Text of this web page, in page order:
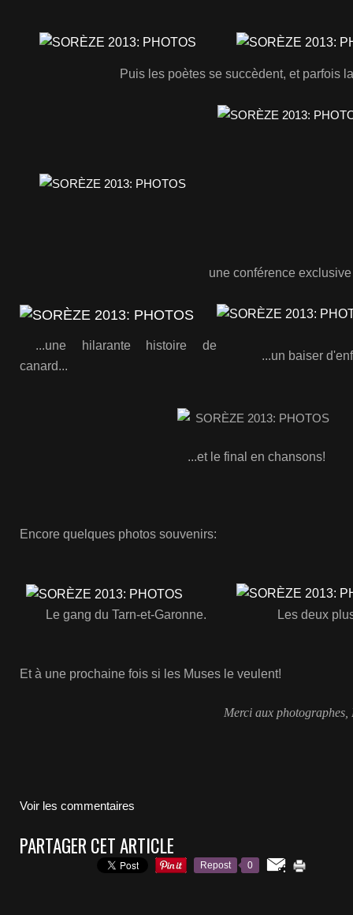
Puis les poètes se succèdent, et parfois
une conférence
...une hilarante histoire de
canard...
...un baiser
...et le final en chansons!
Encore quelques photos souvenirs:
Le gang du Tarn-et-Garonne. Les deux
Et à une prochaine fois si les Muses le veulent!
Merci aux
Voir les commentaires
PARTAGER CET ARTICLE
Repost 0